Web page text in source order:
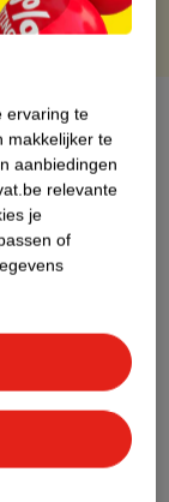
ervaring te
makkelijker te
aanbiedingen
relevante
je
of